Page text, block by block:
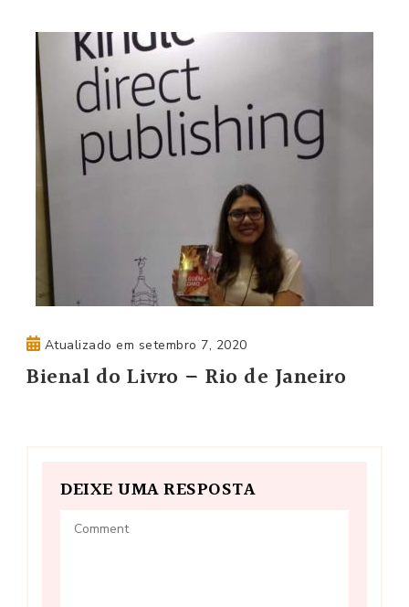
Atualizado em setembro 7, 2020
Bienal do Livro – Rio de Janeiro
DEIXE UMA RESPOSTA